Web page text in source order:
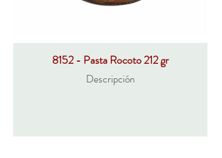
8152 - Pasta Rocoto 212 gr
Descripción